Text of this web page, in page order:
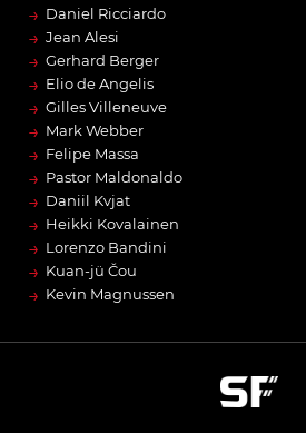
→ Daniel Ricciardo
→ Jean Alesi
→ Gerhard Berger
→ Elio de Angelis
→ Gilles Villeneuve
→ Mark Webber
→ Felipe Massa
→ Pastor Maldonaldo
→ Daniil Kvjat
→ Heikki Kovalainen
→ Lorenzo Bandini
→ Kuan-jü Čou
→ Kevin Magnussen